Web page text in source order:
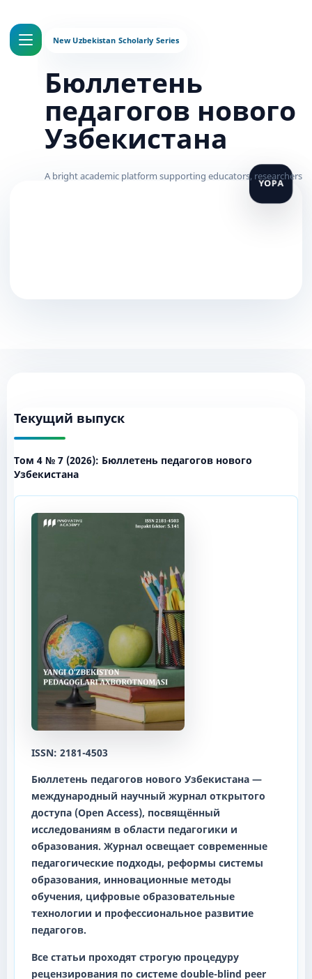
Бюллетень
педагогов нового
Узбекистана
Текущий выпуск
Том 4 № 7 (2026): Бюллетень педагогов нового
Узбекистана
ISSN: 2181-4503
Бюллетень педагогов нового Узбекистана—
международный научный журнал открытого
доступа (Open Access), посвящённый
исследованиям в области педагогики и
образования. Журнал освещает современные
педагогические подходы, реформы системы
образования, инновационные методы
обучения, цифровые образовательные
технологии и профессиональное развитие
педагогов.
Все статьи проходят строгую процедуру
рецензирования по системе double-blind peer